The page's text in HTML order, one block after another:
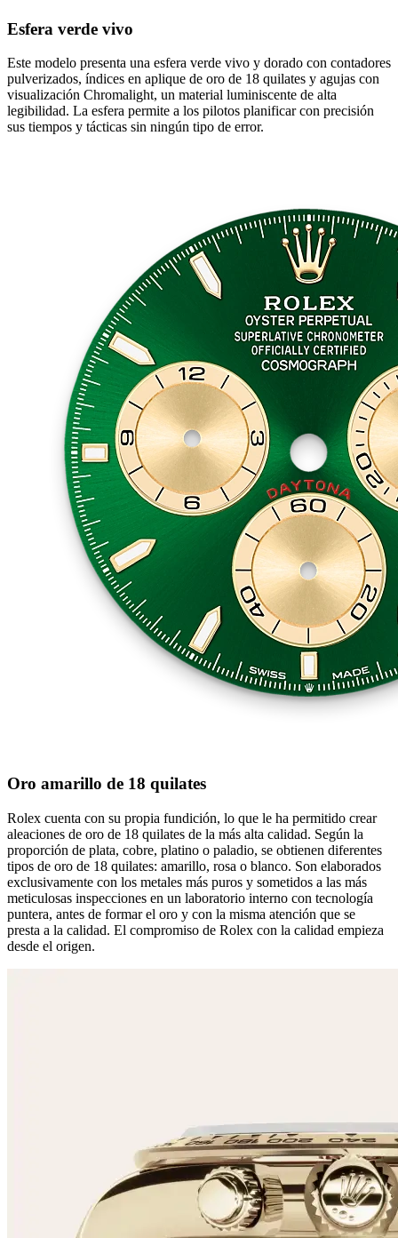
Esfera verde vivo
Este modelo presenta una esfera verde vivo y dorado con contadores
pulverizados, índices en aplique de oro de 18 quilates y agujas con
visualización Chromalight, un material luminiscente de alta
legibilidad. La esfera permite a los pilotos planificar con precisión
sus tiempos y tácticas sin ningún tipo de error.
Oro amarillo de 18 quilates
Rolex cuenta con su propia fundición, lo que le ha permitido crear
aleaciones de oro de 18 quilates de la más alta calidad. Según la
proporción de plata, cobre, platino o paladio, se obtienen diferentes
tipos de oro de 18 quilates: amarillo, rosa o blanco. Son elaborados
exclusivamente con los metales más puros y sometidos a las más
meticulosas inspecciones en un laboratorio interno con tecnología
puntera, antes de formar el oro y con la misma atención que se
presta a la calidad. El compromiso de Rolex con la calidad empieza
desde el origen.